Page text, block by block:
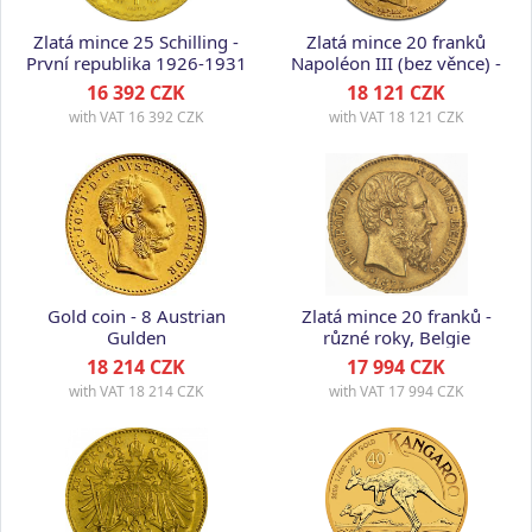
Zlatá mince 25 Schilling -
První republika 1926-1931
16 392 CZK
with VAT 16 392 CZK
Zlatá mince 20 franků
Napoléon III (bez věnce) -
různé roky, Francie
18 121 CZK
with VAT 18 121 CZK
Gold coin - 8 Austrian
Gulden
18 214 CZK
with VAT 18 214 CZK
Zlatá mince 20 franků -
různé roky, Belgie
17 994 CZK
with VAT 17 994 CZK